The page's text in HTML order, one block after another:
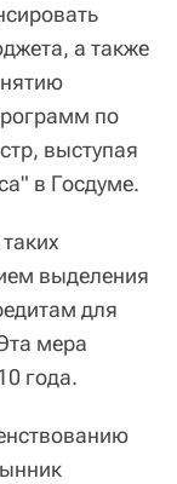
а также
по
выступая
в Госдуме.
выделения
для
мера
года.